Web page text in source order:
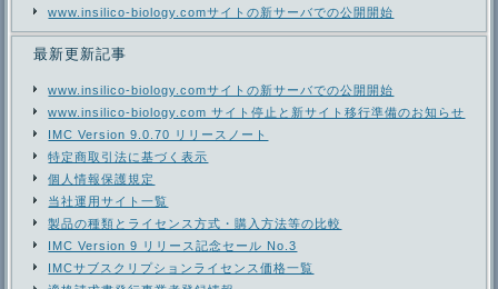
www.insilico-biology.comサイトの新サーバでの公開開始
最新更新記事
www.insilico-biology.comサイトの新サーバでの公開開始
www.insilico-biology.com サイト停止と新サイト移行準備のお知らせ
IMC Version 9.0.70 リリースノート
特定商取引法に基づく表示
個人情報保護規定
当社運用サイト一覧
製品の種類とライセンス方式・購入方法等の比較
IMC Version 9 リリース記念セール No.3
IMCサブスクリプションライセンス価格一覧